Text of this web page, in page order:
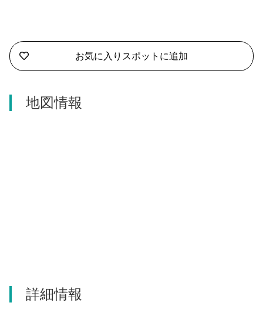
伊豆市
河津町
お気に入りスポットに追加
地図情報
詳細情報